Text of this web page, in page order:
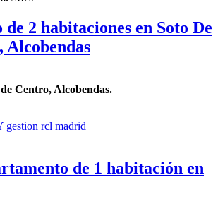
2 habitaciones en Soto De
Centro, Alcobendas.
de 1 habitación en